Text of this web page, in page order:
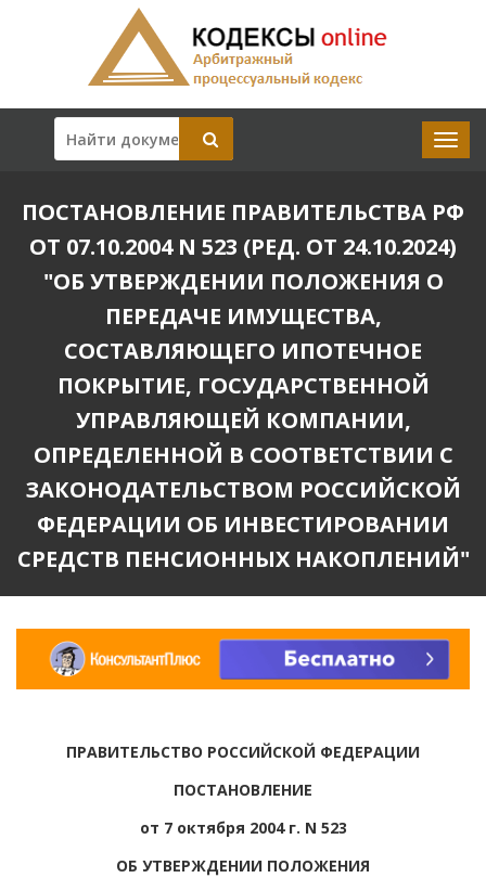
ПОСТАНОВЛЕНИЕ ПРАВИТЕЛЬСТВА РФ
ОТ 07.10.2004 N 523 (РЕД. ОТ 24.10.2024)
"ОБ УТВЕРЖДЕНИИ ПОЛОЖЕНИЯ О
ПЕРЕДАЧЕ ИМУЩЕСТВА,
СОСТАВЛЯЮЩЕГО ИПОТЕЧНОЕ
ПОКРЫТИЕ, ГОСУДАРСТВЕННОЙ
УПРАВЛЯЮЩЕЙ КОМПАНИИ,
ОПРЕДЕЛЕННОЙ В СООТВЕТСТВИИ С
ЗАКОНОДАТЕЛЬСТВОМ РОССИЙСКОЙ
ФЕДЕРАЦИИ ОБ ИНВЕСТИРОВАНИИ
СРЕДСТВ ПЕНСИОННЫХ НАКОПЛЕНИЙ"
ПРАВИТЕЛЬСТВО РОССИЙСКОЙ ФЕДЕРАЦИИ
ПОСТАНОВЛЕНИЕ
от 7 октября 2004 г. N 523
ОБ УТВЕРЖДЕНИИ ПОЛОЖЕНИЯ